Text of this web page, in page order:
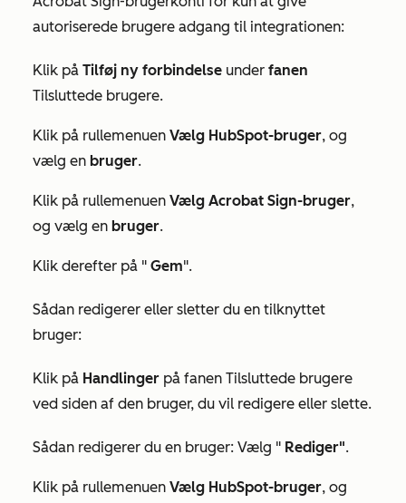
autoriserede brugere adgang til integrationen:
Klik på Tilføj ny forbindelse under fanen
Tilsluttede brugere.
Klik på rullemenuen Vælg HubSpot-bruger, og
vælg en bruger.
Klik på rullemenuen Vælg Acrobat Sign-bruger,
og vælg en bruger.
Klik derefter på " Gem".
Sådan redigerer eller sletter du en tilknyttet
bruger:
Klik på Handlinger på fanen Tilsluttede brugere
ved siden af den bruger, du vil redigere eller slette.
Sådan redigerer du en bruger: Vælg " Rediger".
Klik på rullemenuen Vælg HubSpot-bruger, og